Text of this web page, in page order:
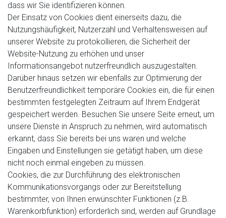
dass wir Sie identifizieren können.
Der Einsatz von Cookies dient einerseits dazu, die
Nutzungshäufigkeit, Nutzerzahl und Verhaltensweisen auf
unserer Website zu protokollieren, die Sicherheit der
Website-Nutzung zu erhöhen und unser
Informationsangebot nutzerfreundlich auszugestalten.
Darüber hinaus setzen wir ebenfalls zur Optimierung der
Benutzerfreundlichkeit temporäre Cookies ein, die für einen
bestimmten festgelegten Zeitraum auf Ihrem Endgerät
gespeichert werden. Besuchen Sie unsere Seite erneut, um
unsere Dienste in Anspruch zu nehmen, wird automatisch
erkannt, dass Sie bereits bei uns waren und welche
Eingaben und Einstellungen sie getätigt haben, um diese
nicht noch einmal eingeben zu müssen.
Cookies, die zur Durchführung des elektronischen
Kommunikationsvorgangs oder zur Bereitstellung
bestimmter, von Ihnen erwünschter Funktionen (z.B.
Warenkorbfunktion) erforderlich sind, werden auf Grundlage